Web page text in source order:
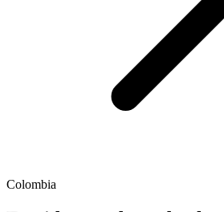
Colombia